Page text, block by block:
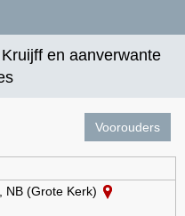
en aanverwante
Voorouders
NB (Grote Kerk)